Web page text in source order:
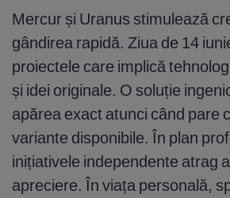
Mercur și Uranus stimulează
gândirea rapidă. Ziua de 14
proiectele care implică
și idei originale. O soluție
apărea exact atunci când pare
variante disponibile. În plan
inițiativele independente atrag
apreciere. În viața personală,